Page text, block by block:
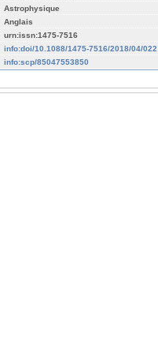
Astrophysique
Anglais
urn:issn:1475-7516
info:doi/10.1088/1475-7516/2018/04/022
info:scp/85047553850